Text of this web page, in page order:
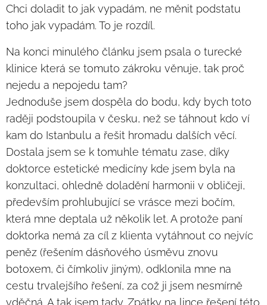
Chci doladit to jak vypadám, ne měnit podstatu
toho jak vypadám. To je rozdíl.
Na konci minulého článku jsem psala o turecké
klinice která se tomuto zákroku věnuje, tak proč
nejedu a nepojedu tam?
Jednoduše jsem dospěla do bodu, kdy bych toto
raději podstoupila v česku, než se táhnout kdo ví
kam do Istanbulu a řešit hromadu dalších věcí.
Dostala jsem se k tomuhle tématu zase, díky
doktorce estetické medicíny kde jsem byla na
konzultaci, ohledně doladění harmonii v obličeji,
především prohlubující se vrásce mezi bočím,
která mne deptala už několik let. A protože paní
doktorka nemá za cíl z klienta vytáhnout co nejvíc
peněz (řešením dásňového úsměvu znovu
botoxem, či čímkoliv jiným), odklonila mne na
cestu trvalejšího řešení, za což ji jsem nesmírně
vděčná. A tak jsem tady. Zpátky na lince řešení této